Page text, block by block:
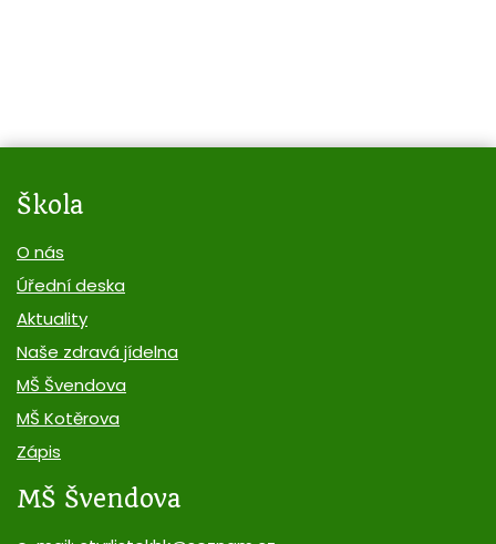
Škola
O nás
Úřední deska
Aktuality
Naše zdravá jídelna
MŠ Švendova
MŠ Kotěrova
Zápis
MŠ Švendova